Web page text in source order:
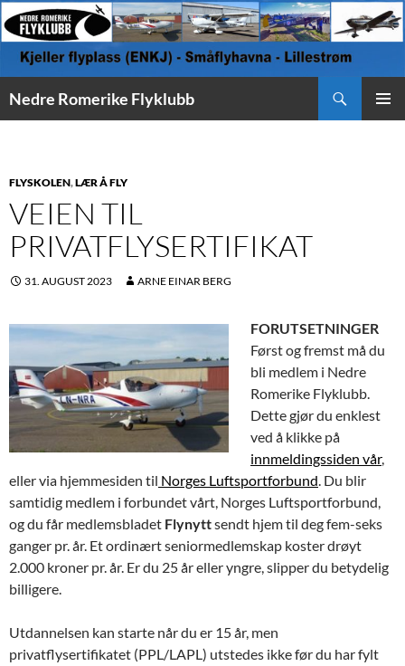
Nedre Romerike Flyklubb
FLYSKOLEN,LÆR Å FLY
VEIEN TIL
PRIVATFLYSERTIFIKAT
31. AUGUST 2023 ARNE EINAR BERG
FORUTSETNINGER
Først og fremst må du
bli medlem i Nedre
Romerike Flyklubb.
Dette gjør du enklest
ved å klikke på
innmeldingssiden vår,
eller via hjemmesiden til Norges Luftsportforbund. Du blir
samtidig medlem i forbundet vårt, Norges Luftsportforbund,
og du får medlemsbladet Flynyttsendt hjem til deg fem-seks
ganger pr. år. Et ordinært seniormedlemskap koster drøyt
2.000 kroner pr. år. Er du 25 år eller yngre, slipper du betydelig
billigere.
Utdannelsen kan starte når du er 15 år, men
privatflysertifikatet (PPL/LAPL) utstedes ikke før du har fylt